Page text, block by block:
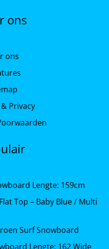
ons
ons
Privacy
Lengte: 159cm
Top – Baby Blue / Multi
Surf Snowboard
Lengte: 162 Wide